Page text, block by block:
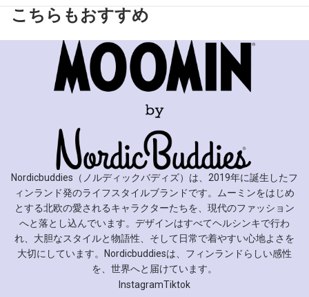
こちらもおすすめ
Nordicbuddies（ノルディックバディズ）は、2019年に誕生したフ
ィンランド発のライフスタイルブランドです。ムーミンをはじめ
とする北欧の愛されるキャラクターたちを、現代のファッション
へと落とし込んでいます。デザインはすべてヘルシンキで行わ
れ、大胆なスタイルと物語性、そして日常で着やすい心地よさを
大切にしています。Nordicbuddiesは、フィンランドらしい感性
を、世界へと届けています。
InstagramTiktok